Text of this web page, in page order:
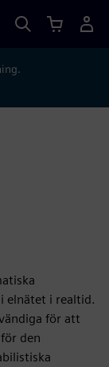
elnätet i realtid.
för att
den